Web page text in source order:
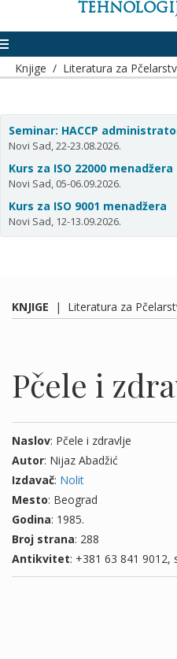
Knjige / Literatura za
Seminar: HACCP
Novi Sad, 22-23.08.2026.
Kurs za ISO 22000 menadžera
Novi Sad, 05-06.09.2026.
Kurs za ISO 9001 menadžera
Novi Sad, 12-13.09.2026.
KNJIGE | Literatura za
Pčele i
Naslov: Pčele i zdravlje
Autor: Nijaz Abadžić
Izdavač: Nolit
Mesto: Beograd
Godina: 1985.
Broj strana: 288
Antikvitet: +381 63 841 9012,